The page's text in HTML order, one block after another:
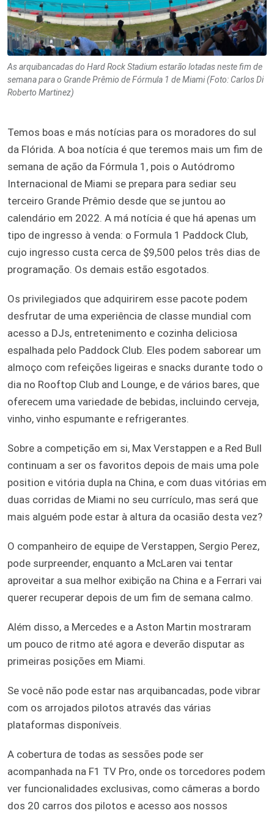
As arquibancadas do Hard Rock Stadium estarão lotadas neste fim de
semana para o Grande Prêmio de Fórmula 1 de Miami (Foto: Carlos Di
Roberto Martinez)
Temos boas e más notícias para os moradores do sul
da Flórida. A boa notícia é que teremos mais um fim de
semana de ação da Fórmula 1, pois o Autódromo
Internacional de Miami se prepara para sediar seu
terceiro Grande Prêmio desde que se juntou ao
calendário em 2022. A má notícia é que há apenas um
tipo de ingresso à venda: o Formula 1 Paddock Club,
cujo ingresso custa cerca de $9,500 pelos três dias de
programação. Os demais estão esgotados.
Os privilegiados que adquirirem esse pacote podem
desfrutar de uma experiência de classe mundial com
acesso a DJs, entretenimento e cozinha deliciosa
espalhada pelo Paddock Club. Eles podem saborear um
almoço com refeições ligeiras e snacks durante todo o
dia no Rooftop Club and Lounge, e de vários bares, que
oferecem uma variedade de bebidas, incluindo cerveja,
vinho, vinho espumante e refrigerantes.
Sobre a competição em si, Max Verstappen e a Red Bull
continuam a ser os favoritos depois de mais uma pole
position e vitória dupla na China, e com duas vitórias em
duas corridas de Miami no seu currículo, mas será que
mais alguém pode estar à altura da ocasião desta vez?
O companheiro de equipe de Verstappen, Sergio Perez,
pode surpreender, enquanto a McLaren vai tentar
aproveitar a sua melhor exibição na China e a Ferrari vai
querer recuperar depois de um fim de semana calmo.
Além disso, a Mercedes e a Aston Martin mostraram
um pouco de ritmo até agora e deverão disputar as
primeiras posições em Miami.
Se você não pode estar nas arquibancadas, pode vibrar
com os arrojados pilotos através das várias
plataformas disponíveis.
A cobertura de todas as sessões pode ser
acompanhada na F1 TV Pro, onde os torcedores podem
ver funcionalidades exclusivas, como câmeras a bordo
dos 20 carros dos pilotos e acesso aos nossos